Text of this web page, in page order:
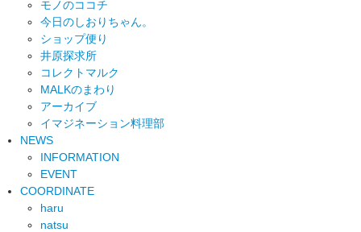
モノのココチ
今日のしおりちゃん。
ショップ便り
井原探求所
コレクトマルク
MALKのまわり
アーカイブ
イマジネーション料理部
NEWS
INFORMATION
EVENT
COORDINATE
haru
natsu